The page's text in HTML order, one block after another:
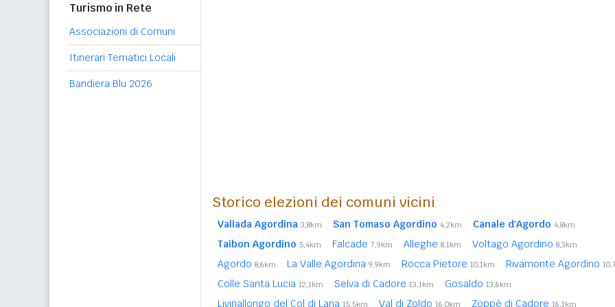
Turismo in Rete
Associazioni di Comuni
Itinerari Tematici Locali
Bandiera Blu 2026
Storico elezioni dei comuni vicini
Vallada Agordina 3,8km San Tomaso Agordino 4,2km Canale d'Agordo 4,8km
Taibon Agordino 5,4km Falcade 7,9km Alleghe 8,1km Voltago Agordino 8,3km
Agordo 8,6km La Valle Agordina 9,9km Rocca Pietore 10,1km Rivamonte Agordino
Colle Santa Lucia 12,1km Selva di Cadore 13,1km Gosaldo 13,6km
Livinallongo del Col di Lana 15,5km Val di Zoldo 16,0km Zoppè di Cadore 16,1km